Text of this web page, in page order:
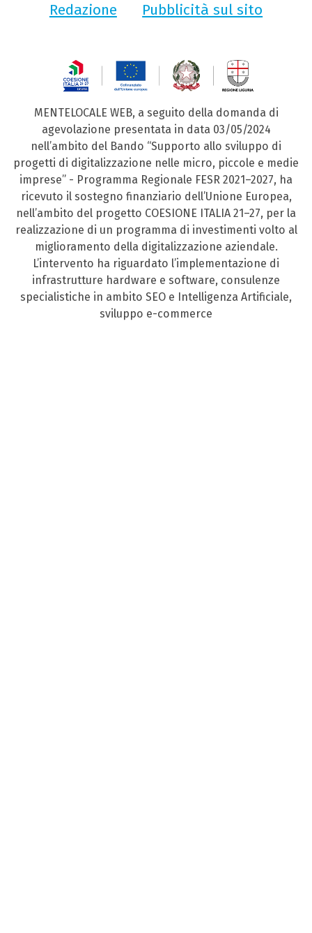
Redazione
Pubblicità sul sito
MENTELOCALE WEB, a seguito della domanda di
agevolazione presentata in data 03/05/2024
nell’ambito del Bando “Supporto allo sviluppo di
progetti di digitalizzazione nelle micro, piccole e medie
imprese” - Programma Regionale FESR 2021–2027, ha
ricevuto il sostegno finanziario dell’Unione Europea,
nell’ambito del progetto COESIONE ITALIA 21–27, per la
realizzazione di un programma di investimenti volto al
miglioramento della digitalizzazione aziendale.
L’intervento ha riguardato l’implementazione di
infrastrutture hardware e software, consulenze
specialistiche in ambito SEO e Intelligenza Artificiale,
sviluppo e-commerce